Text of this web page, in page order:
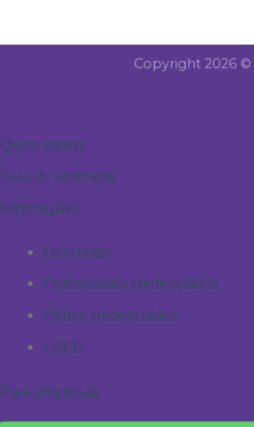
Copyright 2026 ©
Quem somos
Guia do assinante
Informações
Descontos
Profissionais credenciados
Redes credenciadas
LGPD
Para empresas